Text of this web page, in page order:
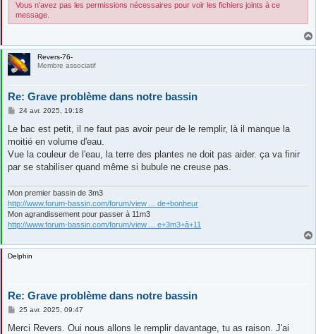
Vous n’avez pas les permissions nécessaires pour voir les fichiers joints à ce
message.
Revers-76-
Membre associatif
Re: Grave problème dans notre bassin
M
s
a
g
24 avr. 2025, 19:18
Le bac est petit, il ne faut pas avoir peur de le remplir, là il manque la
moitié en volume d'eau.
Vue la couleur de l'eau, la terre des plantes ne doit pas aider. ça va finir
par se stabiliser quand même si bubule ne creuse pas.
Mon premier bassin de 3m3
http://www.forum-bassin.com/forum/view ... de+bonheur
Mon agrandissement pour passer à 11m3
http://www.forum-bassin.com/forum/view ... e+3m3+à+11
Delphin
Re: Grave problème dans notre bassin
M
s
25 avr. 2025, 09:47
Merci Revers. Oui nous allons le remplir davantage, tu as raison. J'ai